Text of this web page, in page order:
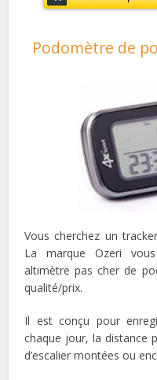
Podomètre de
Vous cherchez un
La marque Ozeri
altimètre pas cher de
qualité/prix.
Il est conçu pour
chaque jour, la distance
d’escalier montées ou